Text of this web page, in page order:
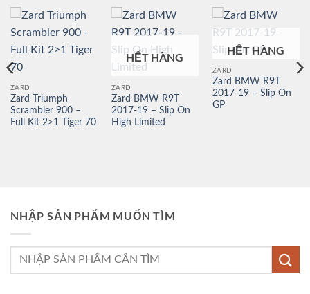
ZARD
Zard Triumph
Scrambler 900 –
Full Kit 2>1 Tiger 70
HẾT HÀNG
ZARD
Zard BMW R9T
2017-19 – Slip On
High Limited
HẾT HÀNG
ZARD
Zard BMW R9T
2017-19 – Slip On
GP
NHẬP SẢN PHẨM MUỐN TÌM
Tìm